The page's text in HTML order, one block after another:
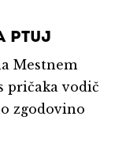
PTUJ
Mestnem
pričaka vodič
zgodovino